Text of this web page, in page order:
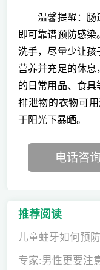
温馨提醒：肠道
即可靠谱预防感
洗手，尽量少让孩
营养并充足的休
的日常用品、食
排泄物的衣物可
于阳光下暴晒。
电话咨询
推荐阅读
儿童蛀牙如何预防
专家:男性更要注